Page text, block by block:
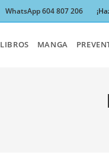
WhatsApp 604 807 206
LIBROS MANGA